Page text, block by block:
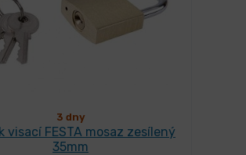
3 dny
visací FESTA mosaz zesílený
35mm